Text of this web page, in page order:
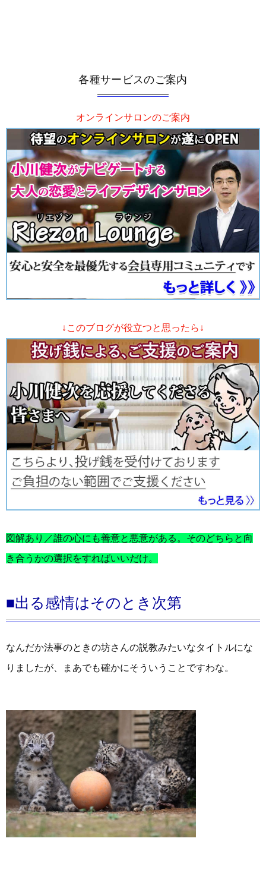
各種サービスのご案内
オンラインサロンのご案内
↓このブログが役立つと思ったら↓
図解あり／誰の心にも善意と悪意がある。そのどちらと向
き合うかの選択をすればいいだけ。
■出る感情はそのとき次第
なんだか法事のときの坊さんの説教みたいなタイトルにな
りましたが、まあでも確かにそういうことですわな。